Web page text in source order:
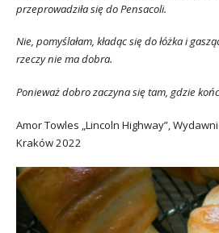
przeprowadziła się do Pensacoli.
Nie, pomyślałam, kładąc się do łóżka i
rzeczy nie ma dobra.
Ponieważ dobro zaczyna się tam, gdzie
Amor Towles „Lincoln Highway”,
Kraków 2022